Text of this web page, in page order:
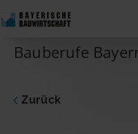
Skip to content
Bauberufe
Zurück